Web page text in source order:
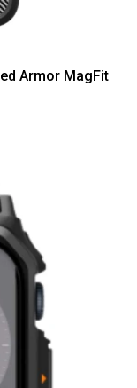
Armor MagFit